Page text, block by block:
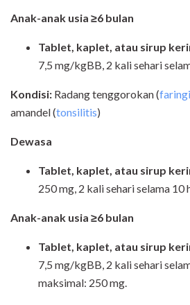
Anak-anak usia ≥6 bulan
Tablet, kaplet, atau sirup
7,5 mg/kgBB, 2 kali sehari
Kondisi: Radang tenggorokan (
amandel (tonsilitis)
Dewasa
Tablet, kaplet, atau sirup
250 mg, 2 kali sehari selama 10
Anak-anak usia ≥6 bulan
Tablet, kaplet, atau sirup
7,5 mg/kgBB, 2 kali sehari
maksimal: 250 mg.